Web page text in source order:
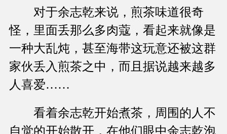
对于余志乾来说，煎茶味道很奇
怪，里面丢那么多肉蔻，看起来就像是
一种大乱炖，甚至海带这玩意还被这群
家伙丢入煎茶之中，而且据说越来越多
人喜爱……
看着余志乾开始煮茶，周围的人不
自觉的开始散开，在他们眼中余志乾泡